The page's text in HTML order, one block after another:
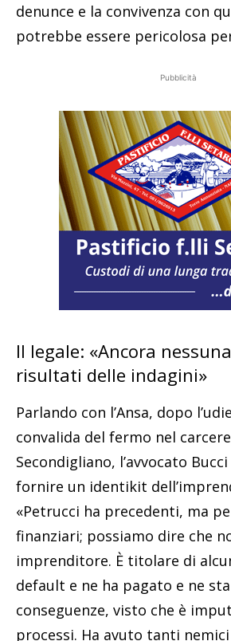
denunce e la convivenza con
potrebbe essere pericolosa
Pubblicità
Il legale: «Ancora
risultati delle indagini»
Parlando con l’Ansa, dopo
convalida del fermo nel
Secondigliano, l’avvocato
fornire un identikit
«Petrucci ha precedenti, ma
finanziari; possiamo dire che
imprenditore. È titolare di
default e ne ha pagato e ne
conseguenze, visto che è
processi. Ha avuto tanti